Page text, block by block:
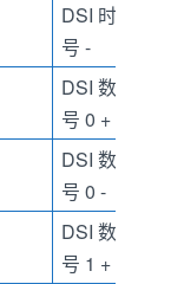
DSI 时钟信
号 -
DSI 数据信
号 0 +
DSI 数据信
号 0 -
DSI 数据信
号 1 +